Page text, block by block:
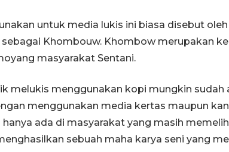
untuk media lukis ini biasa disebut
sebagai Khombouw. Khombow merupakan
masyarakat Sentani.
melukis menggunakan kopi mungkin sudah
menggunakan media kertas maupun
ada di masyarakat yang masih
sebuah maha karya seni yang